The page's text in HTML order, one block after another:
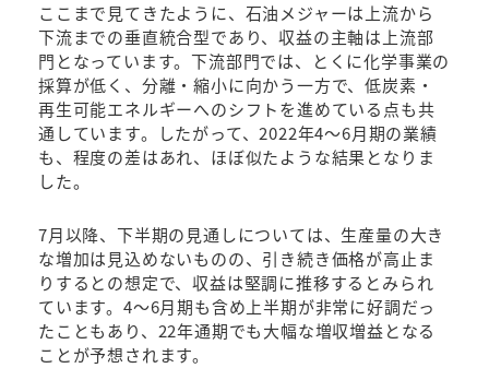
ここまで見てきたように、石油メジャーは上流から
下流までの垂直統合型であり、収益の主軸は上流部
門となっています。下流部門では、とくに化学事業の
採算が低く、分離・縮小に向かう一方で、低炭素・
再生可能エネルギーへのシフトを進めている点も共
通しています。したがって、2022年4～6月期の業績
も、程度の差はあれ、ほぼ似たような結果となりま
した。
7月以降、下半期の見通しについては、生産量の大き
な増加は見込めないものの、引き続き価格が高止ま
りするとの想定で、収益は堅調に推移するとみられ
ています。4～6月期も含め上半期が非常に好調だっ
たこともあり、22年通期でも大幅な増収増益となる
ことが予想されます。